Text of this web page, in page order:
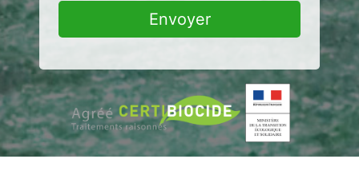
Envoyer